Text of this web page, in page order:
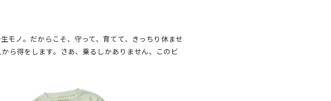
モノ。だからこそ、守って、育てて、きっちり休ませ
ら得をします。さあ、乗るしかありません、このビ